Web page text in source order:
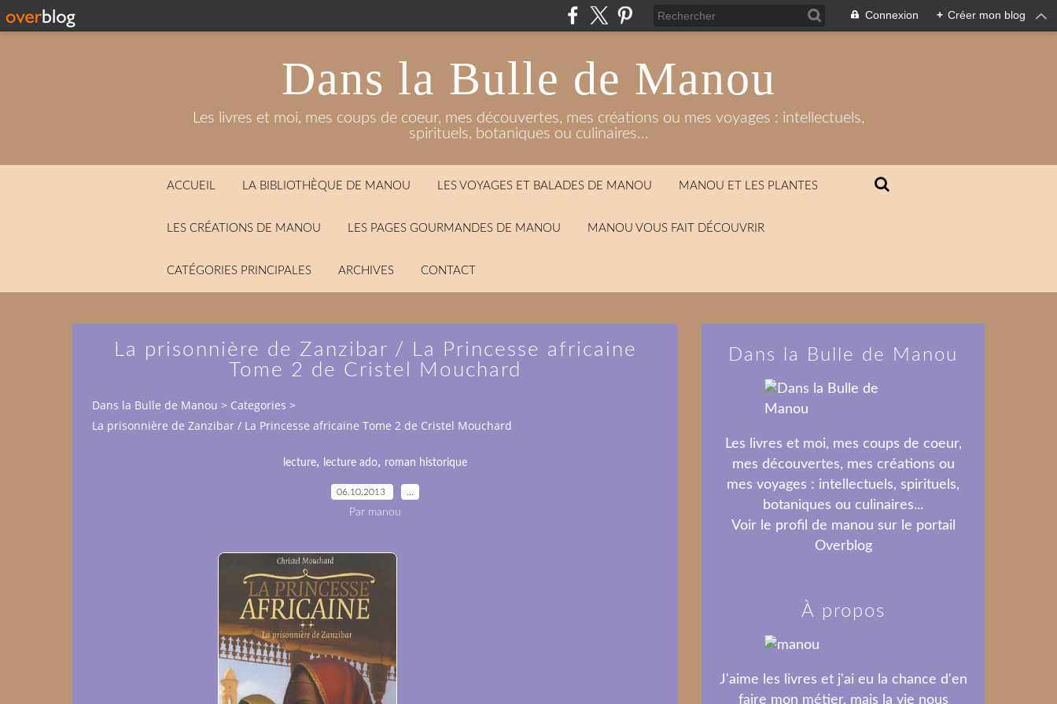
Connexion + Créer mon blog
Dans la Bulle de Manou
Les livres et moi, mes coups de coeur, mes découvertes, mes créations ou mes voyages : intellectuels,
spirituels, botaniques ou culinaires...
ACCUEIL LA BIBLIOTHÈQUE DE MANOU LES VOYAGES ET BALADES DE MANOU MANOU ET LES PLANTES
LES CRÉATIONS DE MANOU LES PAGES GOURMANDES DE MANOU MANOU VOUS FAIT DÉCOUVRIR
CATÉGORIES PRINCIPALES ARCHIVES CONTACT
La prisonnière de Zanzibar / La Princesse africaine
Tome 2 de Cristel Mouchard
Dans la Bulle de Manou > Categories >
La prisonnière de Zanzibar / La Princesse africaine Tome 2 de Cristel Mouchard
lecture, lecture ado, roman historique
06.10.2013
Par manou
Dans la Bulle de Manou
Les livres et moi, mes coups de coeur,
mes découvertes, mes créations ou
mes voyages : intellectuels, spirituels,
botaniques ou culinaires...
Voir le profil de manou sur le portail
Overblog
À propos
J'aime les livres et j'ai eu la chance d'en
faire mon métier, mais la vie nous